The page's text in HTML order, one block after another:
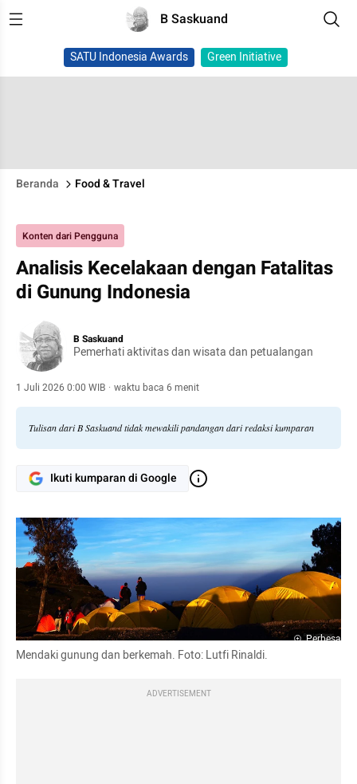
B Saskuand
SATU Indonesia Awards Green Initiative
Beranda Food & Travel
Konten dari Pengguna
Analisis Kecelakaan dengan Fatalitas
di Gunung Indonesia
B Saskuand
Pemerhati aktivitas dan wisata dan petualangan
1 Juli 2026 0:00 WIB · waktu baca 6 menit
Tulisan dari B Saskuand tidak mewakili pandangan dari redaksi kumparan
Ikuti kumparan di Google
Perbesar
Mendaki gunung dan berkemah. Foto: Lutfi Rinaldi.
ADVERTISEMENT